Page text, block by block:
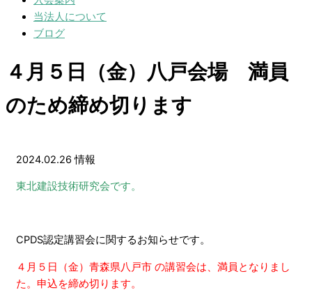
当法人について
ブログ
４月５日（金）八戸会場 満員
のため締め切ります
2024.02.26 情報
東北建設技術研究会です。
CPDS認定講習会に関するお知らせです。
４月５日（金）青森県八戸市 の講習会は、満員となりまし
た。申込を締め切ります。